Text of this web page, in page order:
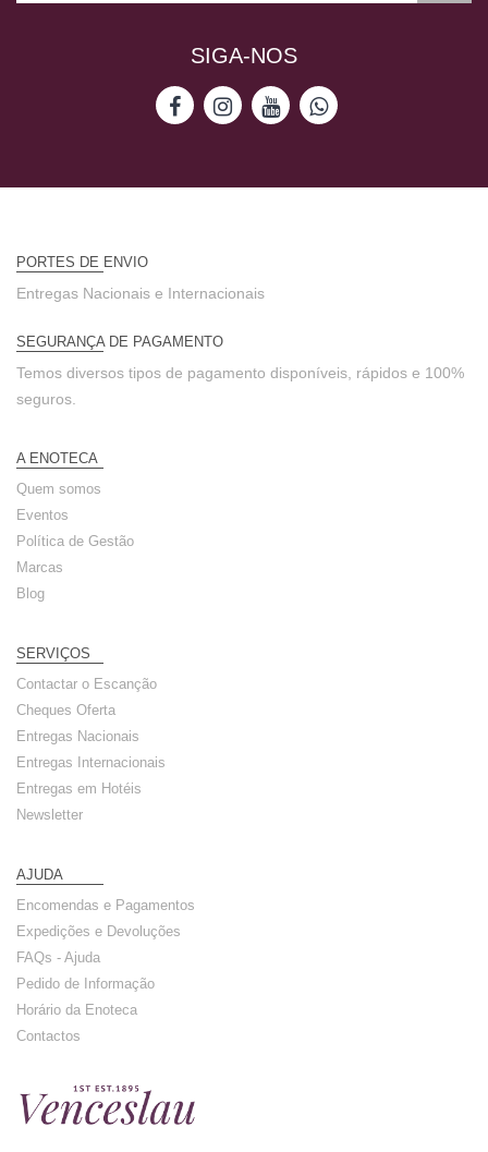
SIGA-NOS
PORTES DE ENVIO
Entregas Nacionais e Internacionais
SEGURANÇA DE PAGAMENTO
Temos diversos tipos de pagamento disponíveis, rápidos e 100%
seguros.
A ENOTECA
Quem somos
Eventos
Política de Gestão
Marcas
Blog
SERVIÇOS
Contactar o Escanção
Cheques Oferta
Entregas Nacionais
Entregas Internacionais
Entregas em Hotéis
Newsletter
AJUDA
Encomendas e Pagamentos
Expedições e Devoluções
FAQs - Ajuda
Pedido de Informação
Horário da Enoteca
Contactos